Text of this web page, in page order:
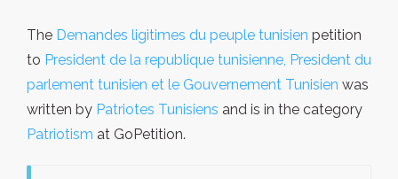
The Demandes ligitimes du peuple tunisien petition
to President de la republique tunisienne, President du
parlement tunisien et le Gouvernement Tunisien was
written by Patriotes Tunisiens and is in the category
Patriotism at GoPetition.